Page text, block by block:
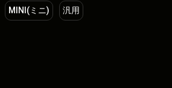
MINI(ミニ) 汎用